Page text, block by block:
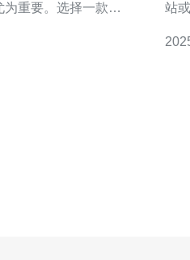
重要。选择一款高
器，可以抵御各种
站
名。